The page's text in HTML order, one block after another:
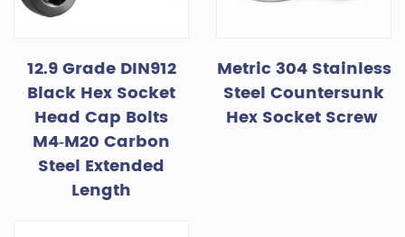
12.9 Grade DIN912
Black Hex Socket
Head Cap Bolts
M4‑M20 Carbon
Steel Extended
Length
Metric 304 Stainless
Steel Countersunk
Hex Socket Screw